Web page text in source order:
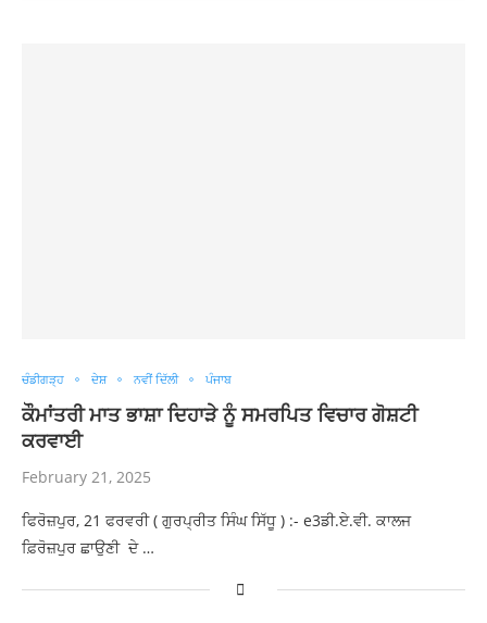
ਚੰਡੀਗੜ੍ਹ ਦੇਸ਼ ਨਵੀਂ ਦਿੱਲੀ ਪੰਜਾਬ
ਕੌਮਾਂਤਰੀ ਮਾਤ ਭਾਸ਼ਾ ਦਿਹਾੜੇ ਨੂੰ ਸਮਰਪਿਤ ਵਿਚਾਰ ਗੋਸ਼ਟੀ
ਕਰਵਾਈ
February 21, 2025
ਫਿਰੋਜ਼ਪੁਰ, 21 ਫਰਵਰੀ ( ਗੁਰਪ੍ਰੀਤ ਸਿੰਘ ਸਿੱਧੂ ) :- e3ਡੀ.ਏ.ਵੀ. ਕਾਲਜ
ਫ਼ਿਰੋਜ਼ਪੁਰ ਛਾਉਣੀ ਦੇ …